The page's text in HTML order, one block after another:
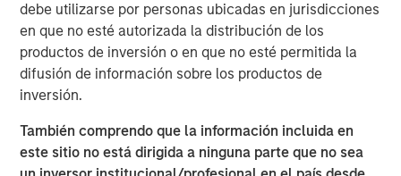
debe utilizarse por personas ubicadas en jurisdicciones
en que no esté autorizada la distribución de los
productos de inversión o en que no esté permitida la
difusión de información sobre los productos de
inversión.
También comprendo que la información incluida en
este sitio no está dirigida a ninguna parte que no sea
performance and positive carbon impact go hand in
hand. We look forward to seeing Huel's continued
success as part of the distinctive Danone platform."
In line with its Renew Danone strategy, the acquisition
and extend its portfolio into the fast-growing Complete
Nutrition space. Huel’s complementary range, spanning